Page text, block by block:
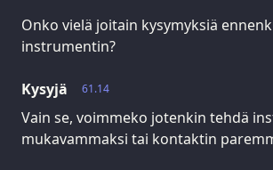
Onko vielä joitain kysymyksiä
instrumentin?
61.14
Kysyjä
Vain se, voimmeko jotenkin tehdä
mukavammaksi tai kontaktin